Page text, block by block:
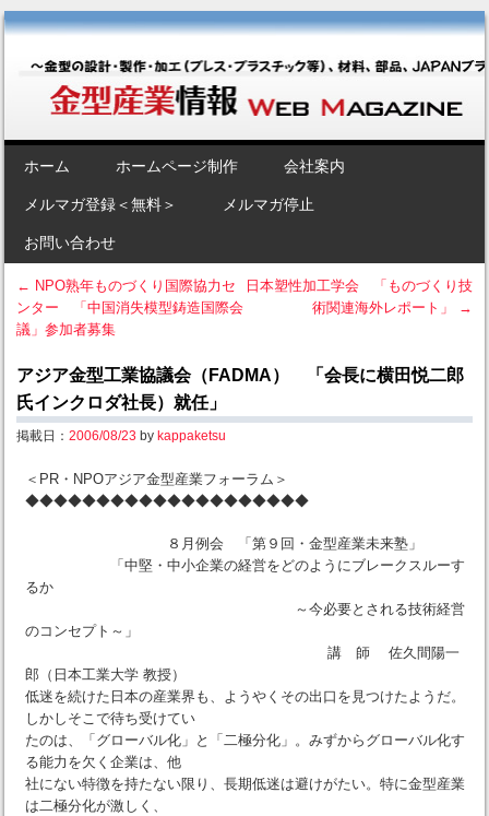
金型産業情報 [Web Magazine]
JAPANブランド“金型”のポータルサイト～
Menu
SKIP TO CONTENT
ホーム ホームページ制作 会社案内
メルマガ登録＜無料＞ メルマガ停止
お問い合わせ
Post navigation
← NPO熟年ものづくり国際協力セ
ンター 「中国消失模型鋳造国際会
議」参加者募集
日本塑性加工学会 「ものづくり技
術関連海外レポート」
→
アジア金型工業協議会（FADMA） 「会長に横田悦二郎
氏インクロダ社長）就任」
掲載日： 2006/08/23 by kappaketsu
＜PR・NPOアジア金型産業フォーラム＞
◆◆◆◆◆◆◆◆◆◆◆◆◆◆◆◆◆◆◆◆
８月例会 「第９回・金型産業未来塾」
「中堅・中小企業の経営をどのようにブレークスルーす
るか
～今必要とされる技術経営
のコンセプト～」
講 師 佐久間陽一
郎（日本工業大学 教授）
低迷を続けた日本の産業界も、ようやくその出口を見つけたようだ。
しかしそこで待ち受けてい
たのは、「グローバル化」と「二極分化」。みずからグローバル化す
る能力を欠く企業は、他
社にない特徴を持たない限り、長期低迷は避けがたい。特に金型産業
は二極分化が激しく、